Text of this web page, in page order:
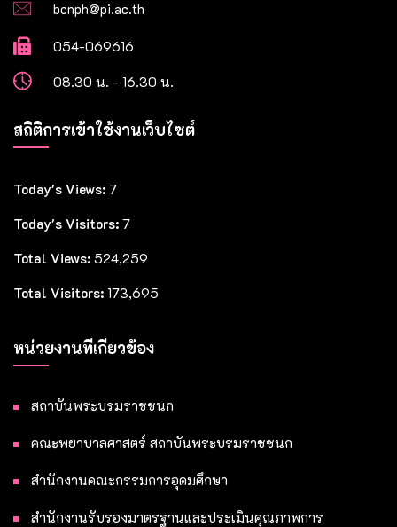
bcnph@pi.ac.th
054-069616
08.30 น. - 16.30 น.
สถิติการเข้าใช้งานเว็บไซต์
Today's Views: 7
Today's Visitors: 7
Total Views: 524,259
Total Visitors: 173,695
หน่วยงานที่เกี่ยวข้อง
สถาบันพระบรมราชชนก
คณะพยาบาลศาสตร์ สถาบันพระบรมราชชนก
สำนักงานคณะกรรมการอุดมศึกษา
สำนักงานรับรองมาตรฐานและประเมินคุณภาพการ